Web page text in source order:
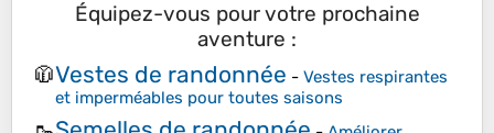
Équipez-vous pour votre prochaine
aventure :
🧥Vestes de randonnée - Vestes respirantes
et imperméables pour toutes saisons